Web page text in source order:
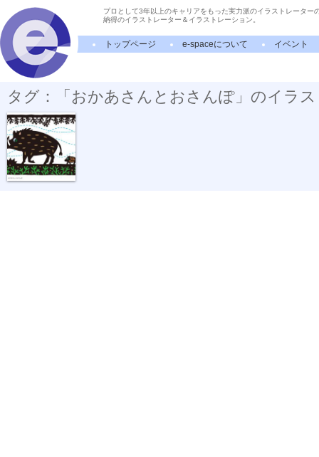
プロとして3年以上のキャリアをもった実力派のイラストレーター
納得のイラストレーター＆イラストレーション。
トップページ e-spaceについて イベント
タグ：「おかあさんとおさんぽ」のイラ
おかあさんと...